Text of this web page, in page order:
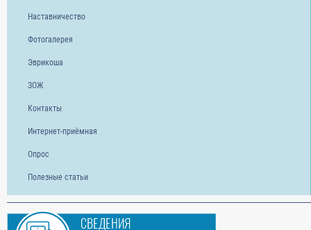
Наставничество
Фотогалерея
Эврикоша
ЗОЖ
Контакты
Интернет-приёмная
Опрос
Полезные статьи